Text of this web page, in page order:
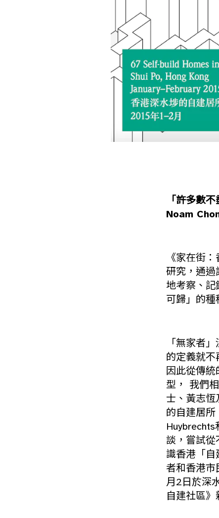
「許多數
Noam
《家在街
研究，通
地考察、
可歸」的種
「無家者
的定義就不
因此從傳
型， 我們
士、黃志恆
的自建居
談，嘗試從
識香港「
者和香港
月2日於深
自建社區》